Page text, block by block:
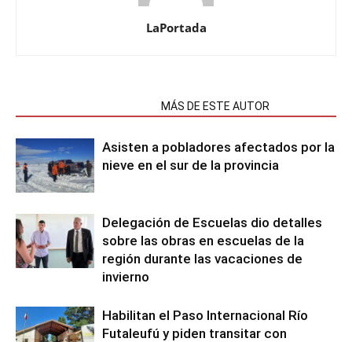
LaPortada
MÁS DE ESTE AUTOR
Asisten a pobladores afectados por la
nieve en el sur de la provincia
Delegación de Escuelas dio detalles
sobre las obras en escuelas de la
región durante las vacaciones de
invierno
Habilitan el Paso Internacional Río
Futaleufú y piden transitar con